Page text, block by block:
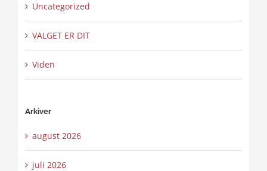
Uncategorized
VALGET ER DIT
Viden
Arkiver
august 2026
juli 2026